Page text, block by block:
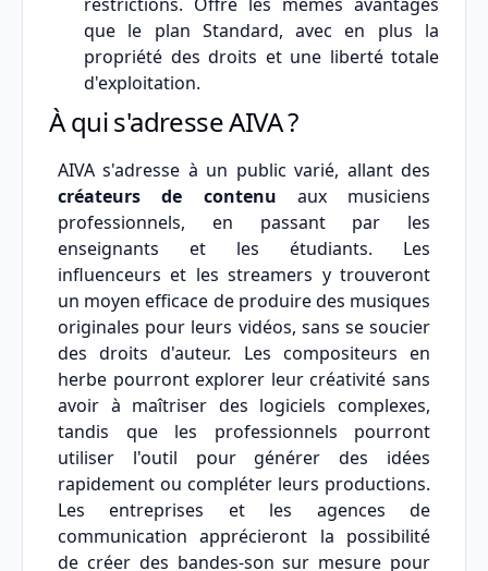
que le plan Standard, avec en plus la
propriété des droits et une liberté totale
d'exploitation.
À qui s'adresse AIVA ?
AIVA s'adresse à un public varié, allant des
créateurs de contenu aux musiciens
professionnels, en passant par les
enseignants et les étudiants. Les
influenceurs et les streamers y trouveront
un moyen efficace de produire des musiques
originales pour leurs vidéos, sans se soucier
des droits d'auteur. Les compositeurs en
herbe pourront explorer leur créativité sans
avoir à maîtriser des logiciels complexes,
tandis que les professionnels pourront
utiliser l'outil pour générer des idées
rapidement ou compléter leurs productions.
Les entreprises et les agences de
communication apprécieront la possibilité
de créer des bandes-son sur mesure pour